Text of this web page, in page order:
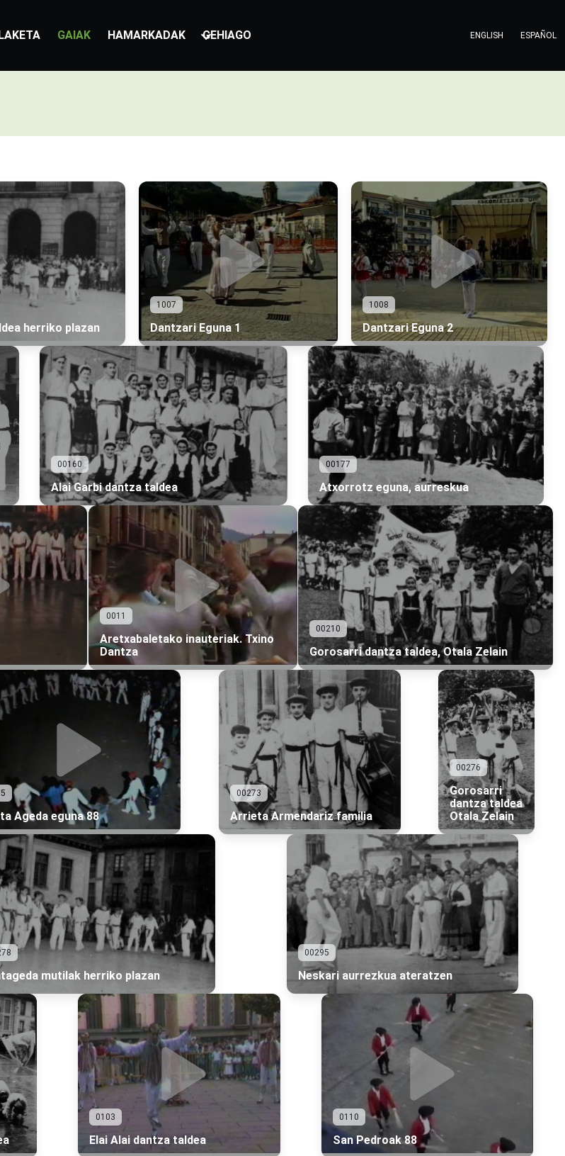
GAIAK HAMARKADAK GEHIAGO ENGLISH ESPAÑOL
herriko plazan
1007
Dantzari Eguna 1
1008
Dantzari Eguna 2
00160
Alai Garbi dantza taldea
00177
Atxorrotz eguna, aurreskua
0011
Aretxabaletako inauteriak. Txino
Dantza
00210
Gorosarri dantza taldea, Otala Zelain
Ageda eguna 88
00273
Arrieta Armendariz familia
00276
Gorosarri
dantza taldea
Otala Zelain
mutilak herriko plazan
00295
Neskari aurrezkua ateratzen
0103
Elai Alai dantza taldea
0110
San Pedroak 88